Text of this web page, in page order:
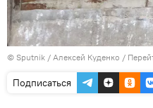
© Sputnik / Алексей Куденко /
Подписаться